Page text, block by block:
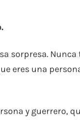
sorpresa.
eres una
y guerrero,